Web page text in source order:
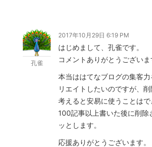
孔雀
2017年10月29日 6:19 PM
はじめまして、孔雀です。
コメントありがとうございま
本当ははてなブログの集客
リエイトしたいのですが、
考えると安易に使うことはで
100記事以上書いた後に削除
ッとします。
応援ありがとうございます。